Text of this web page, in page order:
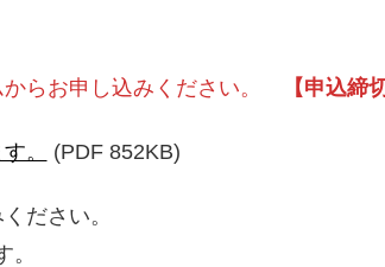
らお申し込みください。 【申込締
。 (PDF 852KB)
ださい。